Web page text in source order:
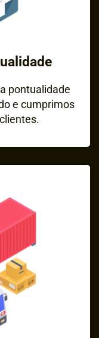
pontualidade
e cumprimos